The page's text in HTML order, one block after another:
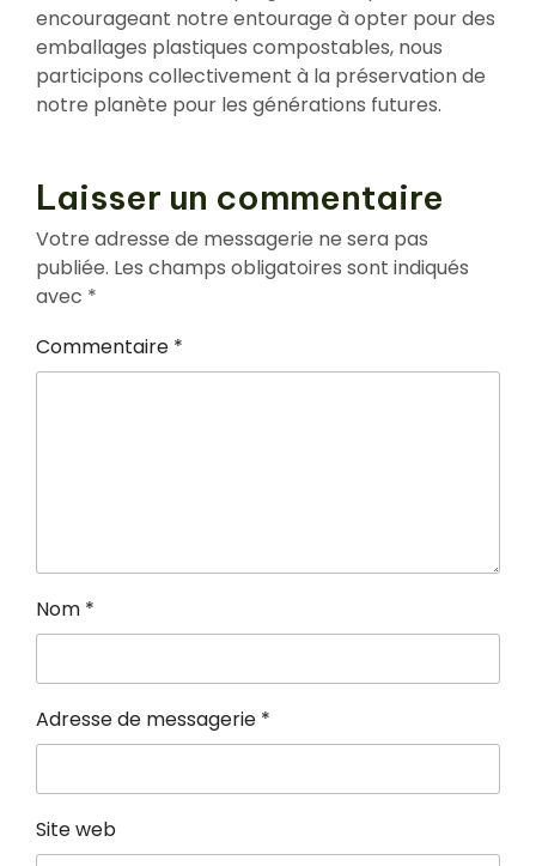
encourageant notre entourage à opter pour des
emballages plastiques compostables, nous
participons collectivement à la préservation de
notre planète pour les générations futures.
Laisser un commentaire
Votre adresse de messagerie ne sera pas
publiée. Les champs obligatoires sont indiqués
avec *
Commentaire *
Nom *
Adresse de messagerie *
Site web